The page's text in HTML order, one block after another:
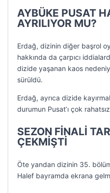
AYBÜKE PUSAT
AYRILIYOR MU?
Erdağ, dizinin diğer başrol
hakkında da çarpıcı
dizide yaşanan kaos
sürüldü.
Erdağ, ayrıca dizide
durumun Pusat’ı çok
SEZON FİNALİ
ÇEKMİŞTİ
Öte yandan dizinin 35.
Halef bayramda ekrana